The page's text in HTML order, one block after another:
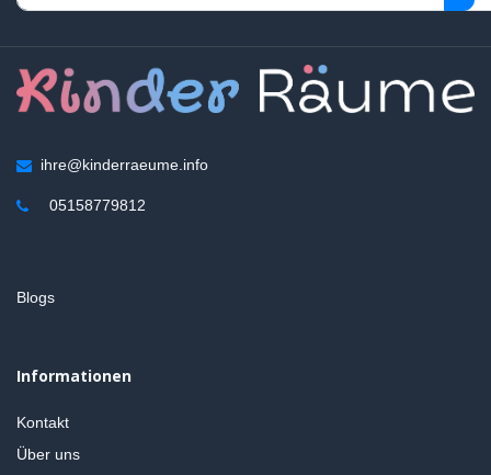
ihre@kinderraeume.info
05158779812
Blogs
Informationen
Kontakt
Über uns